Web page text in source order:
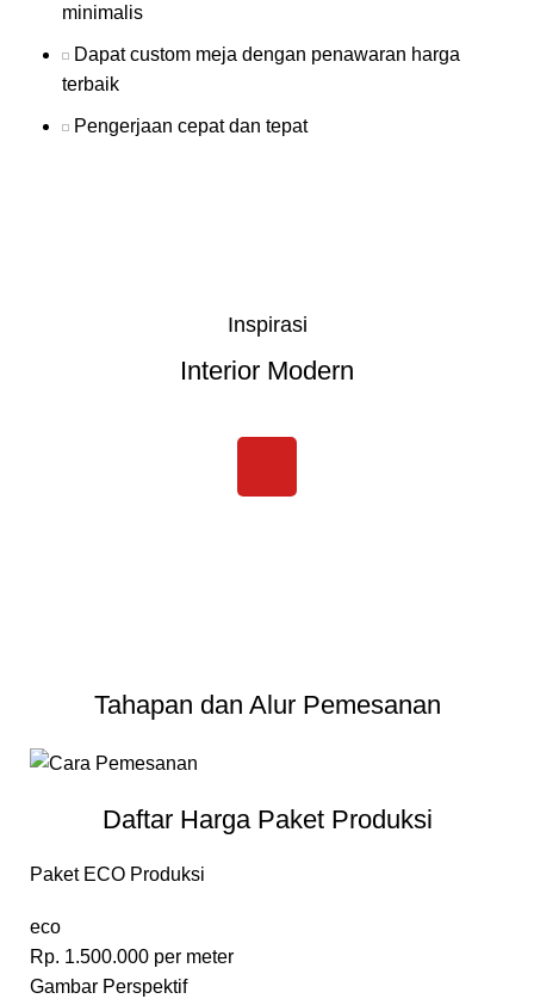
minimalis
Dapat custom meja dengan penawaran harga
terbaik
Pengerjaan cepat dan tepat
Inspirasi
Interior Modern
Tahapan dan Alur Pemesanan
Daftar Harga Paket Produksi
Paket ECO Produksi
eco
Rp. 1.500.000 per meter
Gambar Perspektif